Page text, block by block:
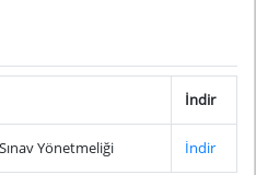
İndir
Yönetmeliği İndir